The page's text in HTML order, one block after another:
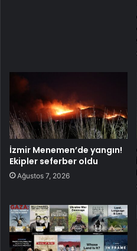
İzmir Menemen’de yangın!
Ekipler seferber oldu
Ağustos 7, 2026